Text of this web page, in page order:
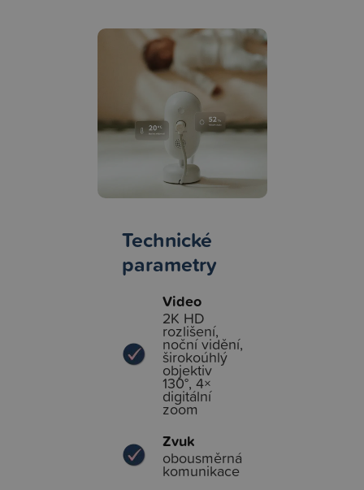
Technické
parametry
Video
2K HD
rozlišení,
noční vidění,
širokoúhlý
objektiv
130°, 4×
digitální
zoom
Zvuk
obousměrná
komunikace